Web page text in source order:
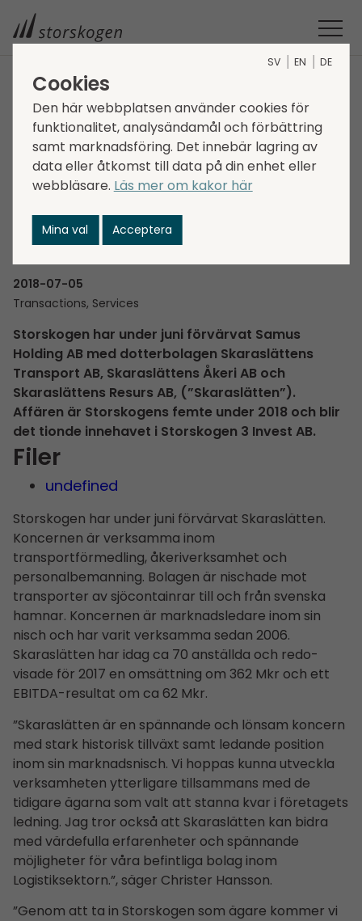
STORSKOGEN NYHETER
2018
STORSKOGEN FÖRVÄRVAR LEDANDE KONCERN INOM
TRANSPORTFÖRMEDLING
Storskogen förvärvar
ledande koncern inom
transportförmedling
2018-07-05
Transactions, Services
Storskogen har under juni förvärvat Samus
Holding AB med dotterbolagen Skaraslättens
Transport AB, Skaraslättens Åkeri AB och
Skaraslättens Resurs AB, (”Skaraslätten”).
Affären är Storskogens femte under 2018 och blir
det tionde innehavet i Storskogen 3 Invest AB.
Filer
undefined
Storskogen har under juni förvärvat Skaraslätten.
Koncernen är verksamma inom
transportförmedling, åkeriverksamhet och
personalbemanning. Bolagen är nischade mot
transporter av sjöcontainrar till och från svenska
hamnar. Koncernen är marknadsledare inom sin
nisch och har varit verksamma sedan 2006.
Skaraslätten har idag ca 70 anställda och redo­
visade för 2017 en omsättning om 362 Mkr och ett
EBITDA-resultat om ca 62 Mkr.
”Skaraslätten är en spännande och lönsam koncern
med stark historisk tillväxt samt ledande position
inom sin marknadsnisch. Vi hoppas kunna utveckla
verksamheten ytterligare tillsammans med de
tidigare ägarna som valt att stanna kvar i företagets
ledning. Jag tror också att Skaraslätten kan bidra
med värdefulla erfarenheter och spännande
möjligheter för våra befintliga bolag inom
Logistiksektorn.”, säger Christer Hansson.
”Genom att ta in Storskogen som ägare kommer vi
SV EN DE
Cookies
Den här webbplatsen använder cookies för
funktionalitet, analysändamål och förbättring
samt marknadsföring. Det innebär lagring av
data eller åtkomst till data på din enhet eller
webbläsare. Läs mer om kakor här
Mina val Acceptera